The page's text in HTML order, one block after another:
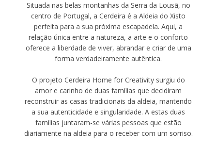
Situada nas belas montanhas da Serra da Lousã, no
centro de Portugal, a Cerdeira é a Aldeia do Xisto
perfeita para a sua próxima escapadela. Aqui, a
relação única entre a natureza, a arte e o conforto
oferece a liberdade de viver, abrandar e criar de uma
forma verdadeiramente autêntica.
O projeto Cerdeira Home for Creativity surgiu do
amor e carinho de duas famílias que decidiram
reconstruir as casas tradicionais da aldeia, mantendo
a sua autenticidade e singularidade. A estas duas
famílias juntaram-se várias pessoas que estão
diariamente na aldeia para o receber com um sorriso.